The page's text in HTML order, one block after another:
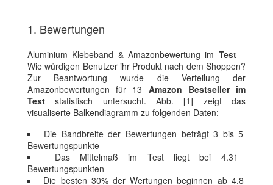
1. Bewertungen
Aluminium Klebeband & Amazonbewertung im Test–
Wie würdigen Benutzer ihr Produkt nach dem Shoppen?
Zur Beantwortung wurde die Verteilung der
Amazonbewertungen für 13 Amazon Bestseller im
Test statistisch untersucht. Abb. [1] zeigt das
visualiserte Balkendiagramm zu folgenden Daten:
Die Bandbreite der Bewertungen beträgt 3 bis 5
Bewertungspunkte
Das Mittelmaß im Test liegt bei 4.31
Bewertungspunkten
Die besten 30% der Wertungen beginnen ab 4.8